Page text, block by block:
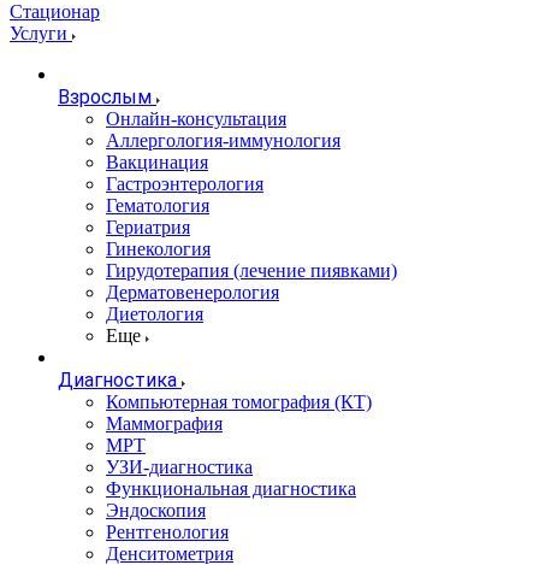
Стационар
Услуги
Взрослым
Онлайн-консультация
Аллергология-иммунология
Вакцинация
Гастроэнтерология
Гематология
Гериатрия
Гинекология
Гирудотерапия (лечение пиявками)
Дерматовенерология
Диетология
Еще
Диагностика
Компьютерная томография (КТ)
Маммография
МРТ
УЗИ-диагностика
Функциональная диагностика
Эндоскопия
Рентгенология
Денситометрия